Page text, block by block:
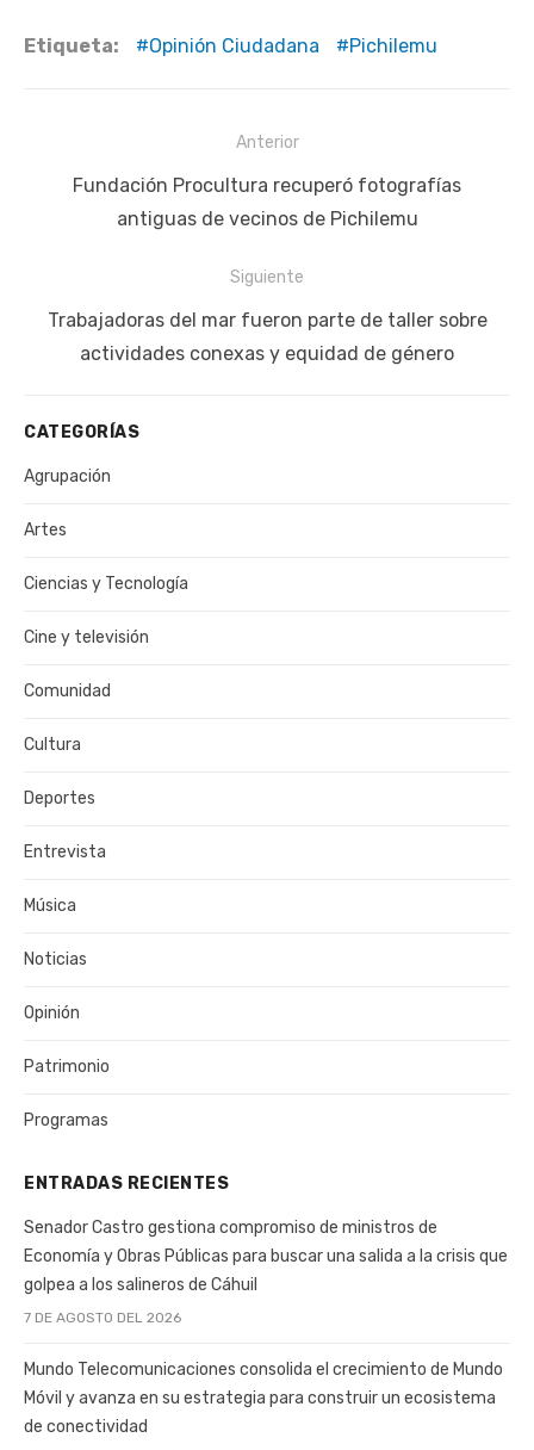
Etiqueta: Opinión Ciudadana Pichilemu
entradas
Anterior
Publicación
Fundación Procultura recuperó fotografías
antiguas de vecinos de Pichilemu
Siguiente
Siguiente
publicación:
Trabajadoras del mar fueron parte de taller sobre
actividades conexas y equidad de género
CATEGORÍAS
Agrupación
Artes
Ciencias y Tecnología
Cine y televisión
Comunidad
Cultura
Deportes
Entrevista
Música
Noticias
Opinión
Patrimonio
Programas
ENTRADAS RECIENTES
Senador Castro gestiona compromiso de ministros de
Economía y Obras Públicas para buscar una salida a la crisis que
golpea a los salineros de Cáhuil
7 DE AGOSTO DEL 2026
Mundo Telecomunicaciones consolida el crecimiento de Mundo
Móvil y avanza en su estrategia para construir un ecosistema
de conectividad